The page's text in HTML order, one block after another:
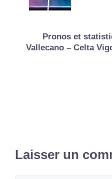
Pronos et
Vallecano – Celta
Laisser un